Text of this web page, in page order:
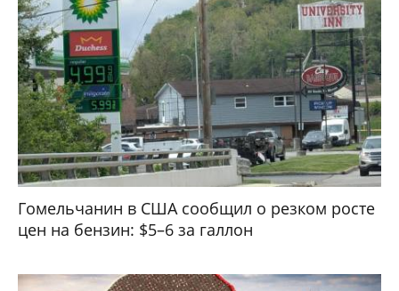
Гомельчанин в США сообщил о резком росте
цен на бензин: $5–6 за галлон